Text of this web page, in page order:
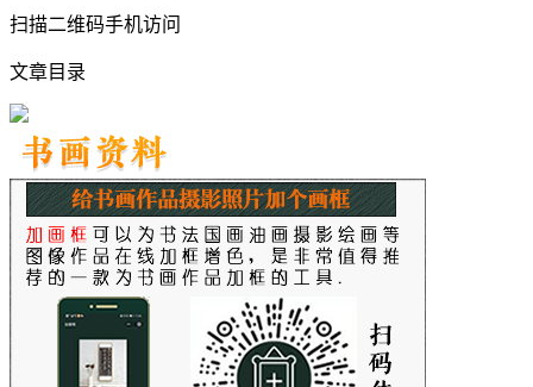
扫描二维码手机访问
文章目录